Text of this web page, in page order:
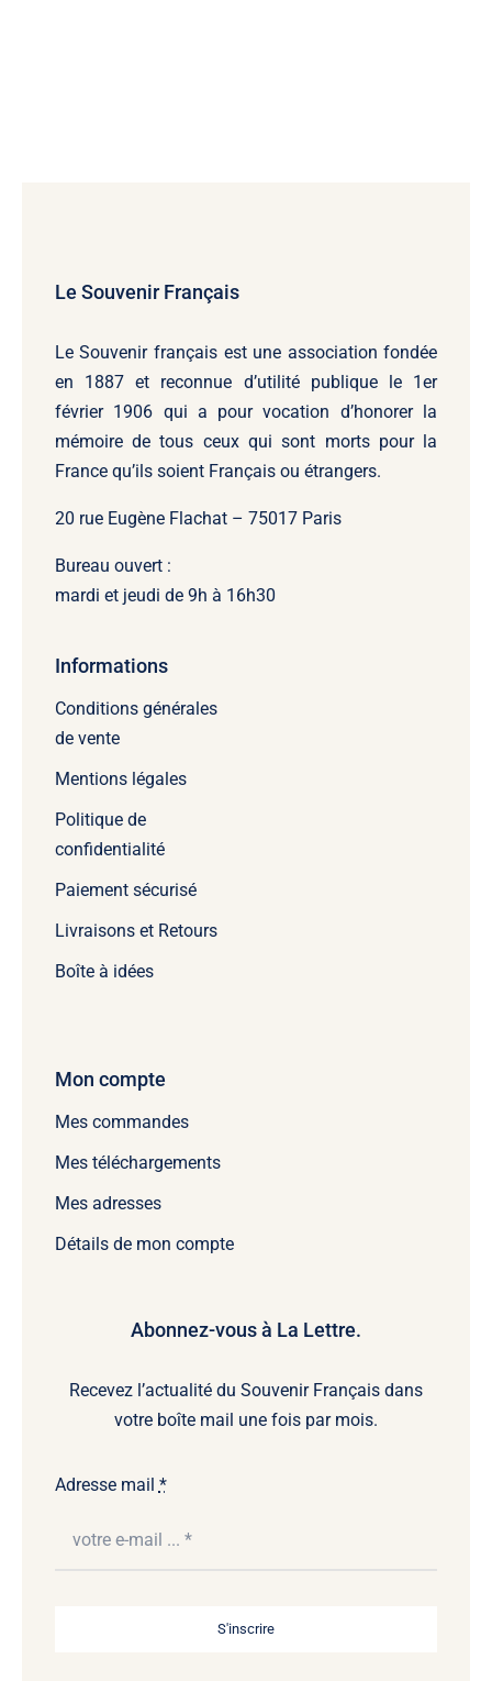
Le Souvenir Français
Le Souvenir français est une association fondée
en 1887 et reconnue d’utilité publique le 1er
février 1906 qui a pour vocation d’honorer la
mémoire de tous ceux qui sont morts pour la
France qu’ils soient Français ou étrangers.
20 rue Eugène Flachat – 75017 Paris
Bureau ouvert :
mardi et jeudi de 9h à 16h30
Informations
Conditions générales
de vente
Mentions légales
Politique de
confidentialité
Paiement sécurisé
Livraisons et Retours
Boîte à idées
Mon compte
Mes commandes
Mes téléchargements
Mes adresses
Détails de mon compte
Abonnez-vous à La Lettre.
Recevez l’actualité du Souvenir Français dans
votre boîte mail une fois par mois.
Adresse mail *
S'inscrire